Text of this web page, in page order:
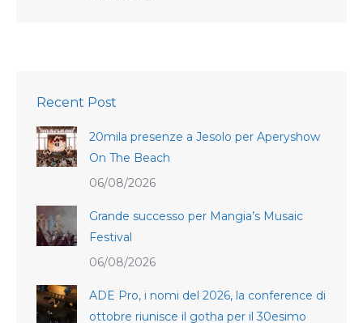
Recent Post
20mila presenze a Jesolo per Aperyshow
On The Beach
06/08/2026
Grande successo per Mangia’s Musaic
Festival
06/08/2026
ADE Pro, i nomi del 2026, la conference di
ottobre riunisce il gotha per il 30esimo